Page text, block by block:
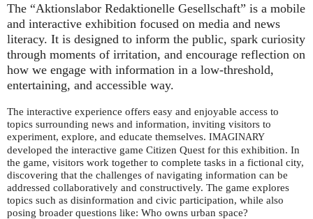
The “Aktionslabor Redaktionelle Gesellschaft” is a mobile
and interactive exhibition focused on media and news
literacy. It is designed to inform the public, spark curiosity
through moments of irritation, and encourage reflection on
how we engage with information in a low-threshold,
entertaining, and accessible way.
The interactive experience offers easy and enjoyable access to
topics surrounding news and information, inviting visitors to
experiment, explore, and educate themselves. IMAGINARY
developed the interactive game Citizen Quest for this exhibition. In
the game, visitors work together to complete tasks in a fictional city,
discovering that the challenges of navigating information can be
addressed collaboratively and constructively. The game explores
topics such as disinformation and civic participation, while also
posing broader questions like: Who owns urban space?